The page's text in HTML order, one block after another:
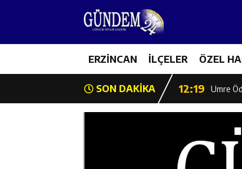
ERZİNCAN İLÇELER ÖZEL
SON DAKİKA
17:03
12:19 Umre
12:17